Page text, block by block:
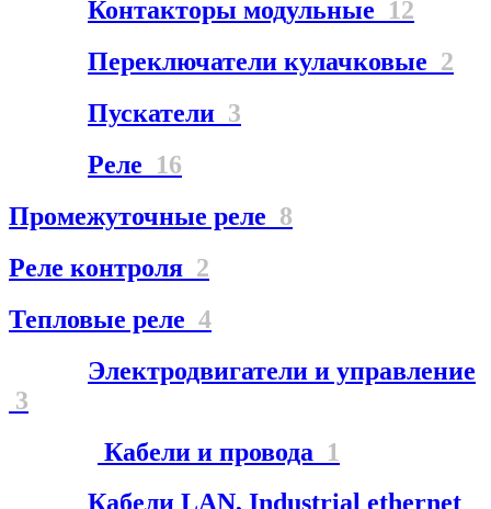
Контакторы модульные 12
Переключатели кулачковые 2
Пускатели 3
Реле 16
Промежуточные реле 8
Реле контроля 2
Тепловые реле 4
Электродвигатели и управление
3
Кабели и провода 1
Кабели LAN, Industrial ethernet